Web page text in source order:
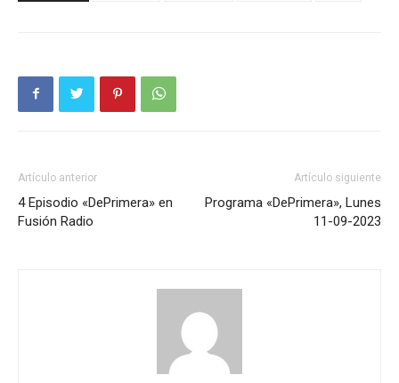
Artículo anterior
4 Episodio «DePrimera» en
Fusión Radio
Artículo siguiente
Programa «DePrimera», Lunes
11-09-2023